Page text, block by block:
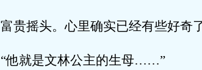
富贵摇头。心里确实已经有些好奇
“他就是文林公主的生母……”